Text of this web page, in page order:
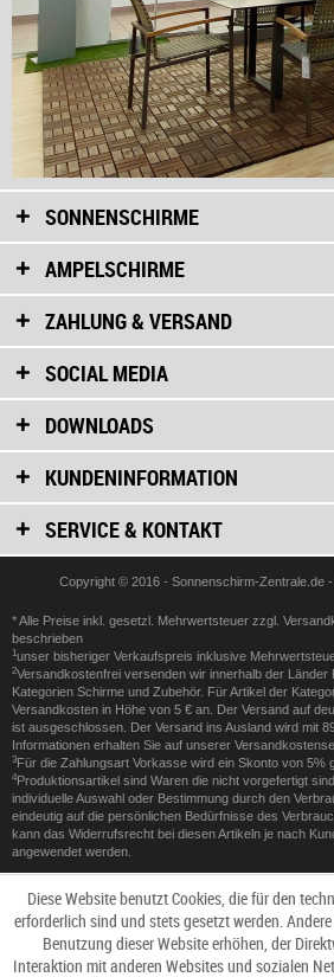
SONNENSCHIRME
AMPELSCHIRME
ZAHLUNG & VERSAND
SOCIAL MEDIA
DOWNLOADS
KUNDENINFORMATION
SERVICE & KONTAKT
Copyright © 2016 - Sonnenschirm-Zentrale.de
* Alle Preise inkl. gesetzl. Mehrwertsteuer zzgl.
beschrieben
1unser bisheriger Verkaufspreis inklusive
2Versandkostenfrei versenden wir innerhalb der Länder
Kategorien Schirme und Zubehör. Für Artikel der
Versandkosten in Höhe von 5 € an. Der Versand auf
ist ausgeschlossen. Der Versand ins Ausland wird mit
Informationen erhalten Sie auf unserer
3Für die Zahlungsart Vorkasse wird ein Skonto von 5%
4Produktionsartikel sind Waren die nicht vorgefertigt
individuelle Auswahl oder Bestimmung durch den
eindeutig auf die persönlichen Bedürfnisse des
kann das Widerrufsrecht bei diesen Artikeln je nach
angewendet werden.
Diese Website benutzt Cookies, die für den
erforderlich sind und stets gesetzt werden.
Benutzung dieser Website erhöhen, der
Interaktion mit anderen Websites und sozialen